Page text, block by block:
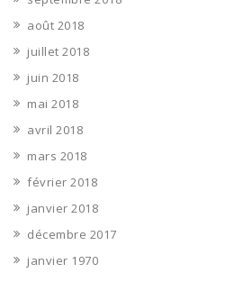
août 2018
juillet 2018
juin 2018
mai 2018
avril 2018
mars 2018
février 2018
janvier 2018
décembre 2017
janvier 1970